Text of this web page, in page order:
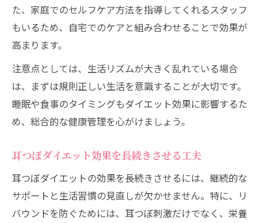
た、家庭でのセルフケア方法を指導してくれるスタッフ
もいるため、自宅でのケアと組み合わせることで効果が
高まります。
注意点としては、生活リズムが大きく乱れている場合
は、まずは規則正しい生活を意識することが大切です。
睡眠や食事のタイミングもダイエット効果に影響するた
め、総合的な健康管理を心がけましょう。
耳つぼダイエット効果を長続きさせる工夫
耳つぼダイエットの効果を長続きさせるには、継続的な
サポートと生活習慣の見直しが欠かせません。特に、リ
バウンドを防ぐためには、耳つぼ刺激だけでなく、栄養